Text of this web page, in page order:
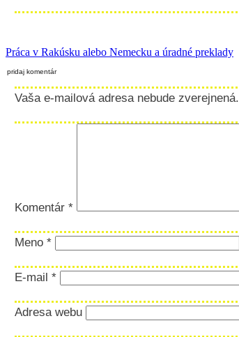
Práca v Rakúsku alebo Nemecku a úradné preklady
pridaj komentár
Vaša e-mailová adresa nebude zverejnená.
Komentár *
Meno *
E-mail *
Adresa webu